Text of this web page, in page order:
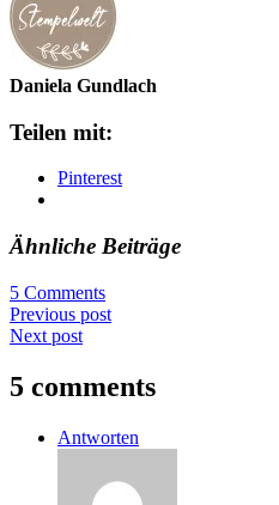
Daniela Gundlach
Teilen mit:
Pinterest
Ähnliche Beiträge
5 Comments
Previous post
Next post
5 comments
Antworten